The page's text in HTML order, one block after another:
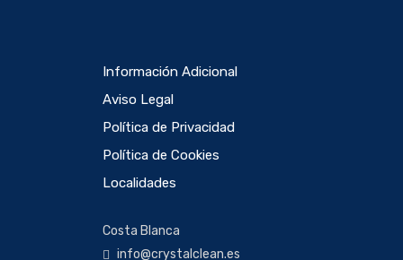
Información Adicional
Aviso Legal
Política de Privacidad
Política de Cookies
Localidades
Costa Blanca
info@crystalclean.es